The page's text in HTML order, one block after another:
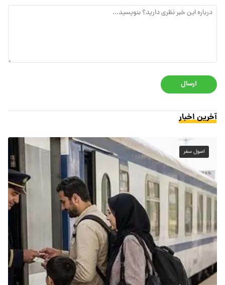
ارسال
آخرین اخبار
اصول سفر